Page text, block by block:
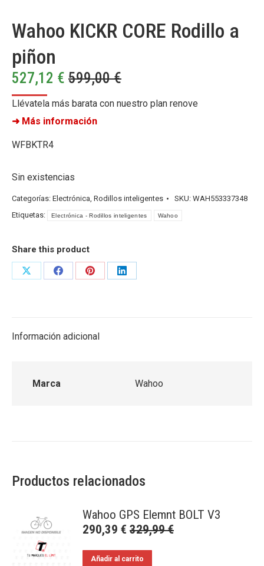
Wahoo KICKR CORE Rodillo a
piñon
527,12 € 599,00€
Llévatela más barata con nuestro plan renove
➜ Más información
WFBKTR4
Sin existencias
Categorías: Electrónica, Rodillos inteligentes SKU: WAH553337348
Etiquetas:
Electrónica - Rodillos inteligentes Wahoo
Share this product
Share
Share
Share
Share
Información adicional
Marca Wahoo
Productos relacionados
Wahoo GPS Elemnt BOLT V3
290,39 € 329,99€
Añadir al carrito